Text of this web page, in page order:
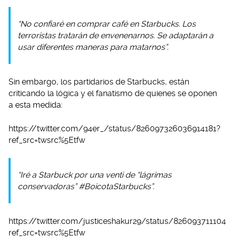
“No confiaré en comprar café en Starbucks. Los
terroristas tratarán de envenenarnos. Se adaptarán a
usar diferentes maneras para matarnos”.
Sin embargo, los partidarios de Starbucks, están
criticando la lógica y el fanatismo de quienes se oponen
a esta medida:
https://twitter.com/94er_/status/826097326036914181?
ref_src=twsrc%5Etfw
“Iré a Starbuck por una venti de “lágrimas
conservadoras” #BoicotaStarbucks”.
https://twitter.com/justiceshakur29/status/
ref_src=twsrc%5Etfw